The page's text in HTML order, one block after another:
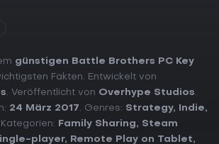
günstigen Battle Brothers PC Key
Fakten. Entwickelt von
. Veröffentlicht von Overhype Studios.
24 März 2017. Genres: Strategy, Indie,
Kategorien: Family Sharing, Steam
player, Remote Play on Tablet,